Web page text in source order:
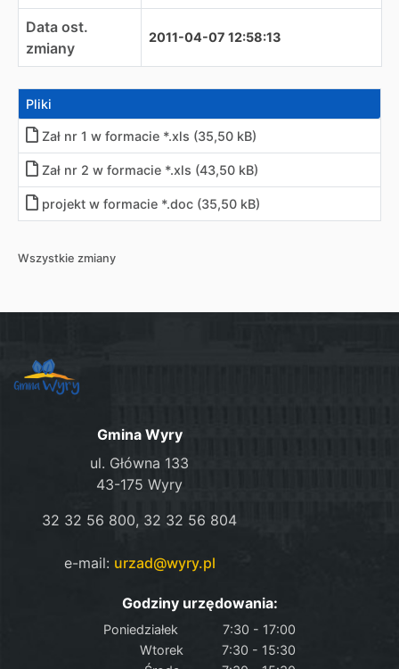
Data ost.
zmiany
2011-04-07 12:58:13
Pliki
Zał nr 1 w formacie *.xls (35,50 kB)
Zał nr 2 w formacie *.xls (43,50 kB)
projekt w formacie *.doc (35,50 kB)
Wszystkie zmiany
Gmina Wyry
ul. Główna 133
43-175 Wyry
32 32 56 800, 32 32 56 804
e-mail: urzad@wyry.pl
Godziny urzędowania:
Poniedziałek
7:30 - 17:00
Wtorek
7:30 - 15:30